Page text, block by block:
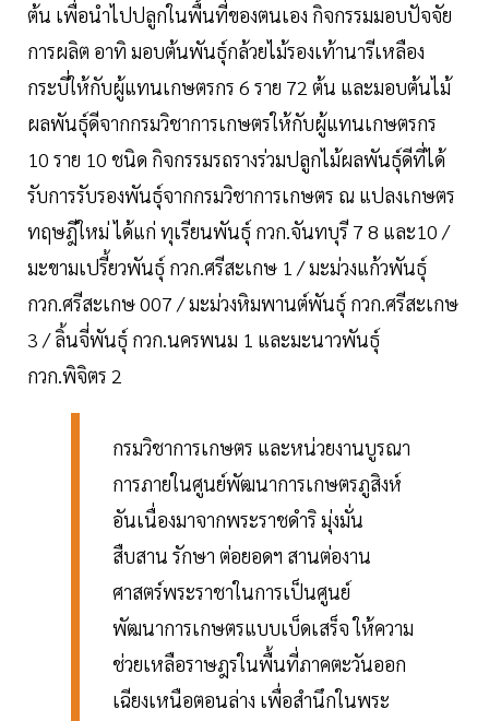
ต้น เพื่อนำไปปลูกในพื้นที่ของตนเอง กิจกรรมมอบปัจจัย
การผลิต อาทิ มอบต้นพันธุ์กล้วยไม้รองเท้านารีเหลือง
กระบี่ให้กับผู้แทนเกษตรกร 6 ราย 72 ต้น และมอบต้นไม้
ผลพันธุ์ดีจากกรมวิชาการเกษตรให้กับผู้แทนเกษตรกร
10 ราย 10 ชนิด กิจกรรมรถรางร่วมปลูกไม้ผลพันธุ์ดีที่ได้
รับการรับรองพันธุ์จากกรมวิชาการเกษตร ณ แปลงเกษตร
ทฤษฎีใหม่ ได้แก่ ทุเรียนพันธุ์ กวก.จันทบุรี 7 8 และ10 /
มะขามเปรี้ยวพันธุ์ กวก.ศรีสะเกษ 1 / มะม่วงแก้วพันธุ์
กวก.ศรีสะเกษ 007 / มะม่วงหิมพานต์พันธุ์ กวก.ศรีสะเกษ
3 / ลิ้นจี่พันธุ์ กวก.นครพนม 1 และมะนาวพันธุ์
กวก.พิจิตร 2
กรมวิชาการเกษตร และหน่วยงานบูรณา
การภายในศูนย์พัฒนาการเกษตรภูสิงห์
อันเนื่องมาจากพระราชดำริ มุ่งมั่น
สืบสาน รักษา ต่อยอดฯ สานต่องาน
ศาสตร์พระราชาในการเป็นศูนย์
พัฒนาการเกษตรแบบเบ็ดเสร็จ ให้ความ
ช่วยเหลือราษฎรในพื้นที่ภาคตะวันออก
เฉียงเหนือตอนล่าง เพื่อสำนึกในพระ